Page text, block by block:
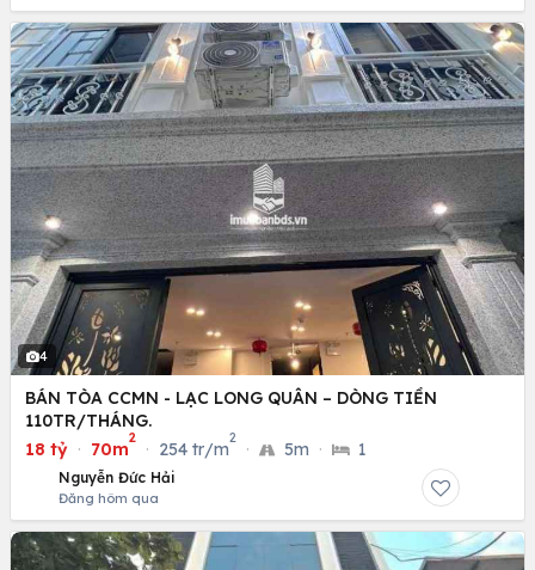
4
BÁN TÒA CCMN - LẠC LONG QUÂN – DÒNG TIỀN
110TR/THÁNG.
18 tỷ · 70m
2
· 254 tr/m
2
· 5m · 1
Nguyễn Đức Hải
Đăng hôm qua